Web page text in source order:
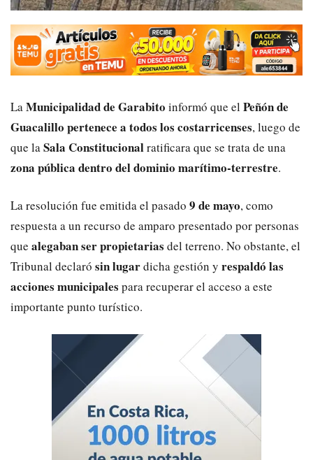
LaMunicipalidad de Garabito informó que el Peñón de
Guacalillo pertenece a todos los costarricenses, luego de
que laSala Constitucionalratificara que se trata de una
zona pública dentro del dominio marítimo-terrestre.
La resolución fue emitida el pasado 9 de mayo, como
respuesta a un recurso de amparo presentado por personas
que alegaban ser propietarias del terreno. No obstante, el
Tribunal declaró sin lugardicha gestión y respaldó las
acciones municipales para recuperar el acceso a este
importante punto turístico.